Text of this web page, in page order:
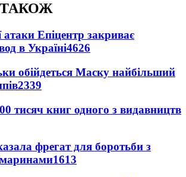
атаки Епіцентр закриває
в Україні4626
обійдеться Маску найбільший
2339
тисяч книг одного з видавництв
фрегат для боротьби з
1613